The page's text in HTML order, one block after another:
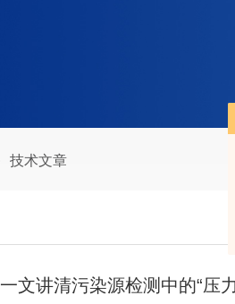
技术文章
一文讲清污染源检测中的“压